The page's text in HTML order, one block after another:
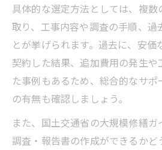
具体的な選定方法としては、複
取り、工事内容や調査の手順、過
とが挙げられます。過去に、安価
契約した結果、追加費用の発生や
た事例もあるため、総合的なサ
の有無も確認しましょう。
また、国土交通省の大規模修繕
調査・報告書の作成ができるかど